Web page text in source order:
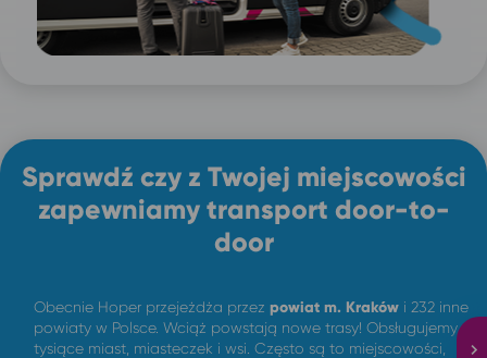
Sprawdź czy z Twojej miejscowości
zapewniamy transport door-to-
door
Obecnie Hoper przejeżdża przez powiat m. Kraków i 232 inne
powiaty w Polsce. Wciąż powstają nowe trasy! Obsługujemy
tysiące miast, miasteczek i wsi. Często są to miejscowości,